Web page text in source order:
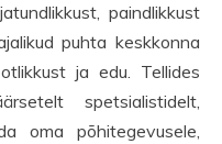
paindlikkust
puhta keskkonna
ja edu. Tellides
spetsialistidelt,
oma põhitegevusele,